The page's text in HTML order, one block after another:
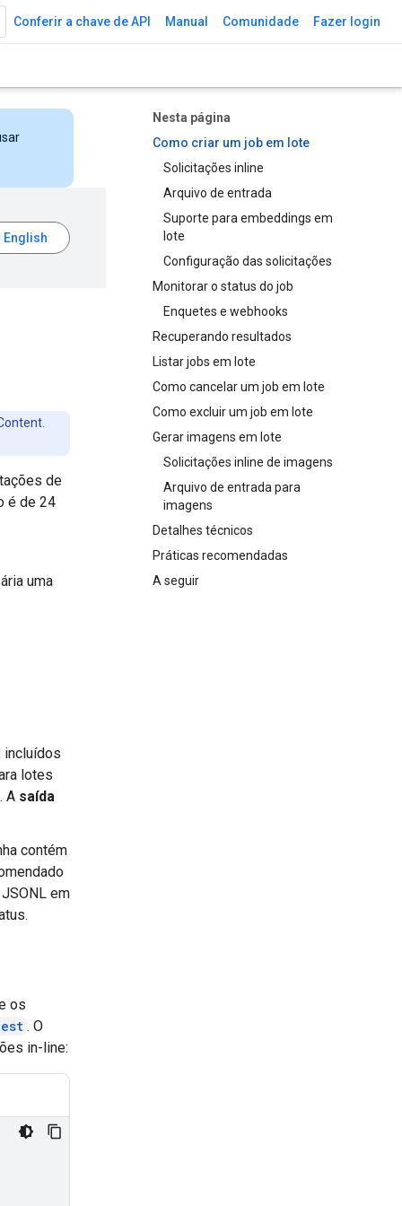
Conferir a chave de API Manual Comunidade Fazer login
Nesta página
Como criar um job em lote
Solicitações inline
Arquivo de entrada
Suporte para embeddings em
lote
Configuração das solicitações
Monitorar o status do job
Enquetes e webhooks
Recuperando resultados
Listar jobs em lote
Como cancelar um job em lote
Como excluir um job em lote
Gerar imagens em lote
Solicitações inline de imagens
Arquivo de entrada para
imagens
Detalhes técnicos
Práticas recomendadas
A seguir
de
é de 24
uma
incluídos
lotes
A saída
contém
em
os
. O
in-line: